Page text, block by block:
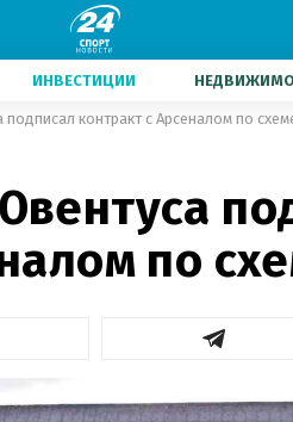
ИНВЕСТИЦИИ
контракт с Арсеналом по
по